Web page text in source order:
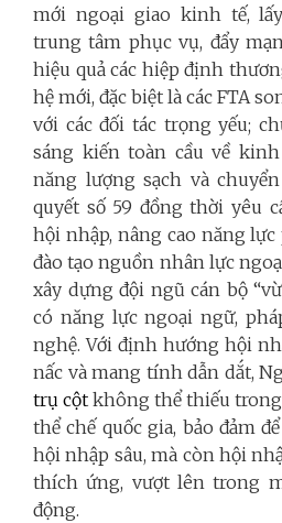
mới ngoại giao kinh tế,
trung tâm phục vụ, đẩy
hiệu quả các hiệp định
hệ mới, đặc biệt là các FTA
với các đối tác trọng yếu;
sáng kiến toàn cầu về
năng lượng sạch và
quyết số 59 đồng thời yêu
hội nhập, nâng cao năng
đào tạo nguồn nhân lực
xây dựng đội ngũ cán bộ
có năng lực ngoại ngữ,
nghệ. Với định hướng hội
nấc và mang tính dẫn dắt,
trụ cột không thể thiếu
thể chế quốc gia, bảo đảm
hội nhập sâu, mà còn hội
thích ứng, vượt lên trong
động.